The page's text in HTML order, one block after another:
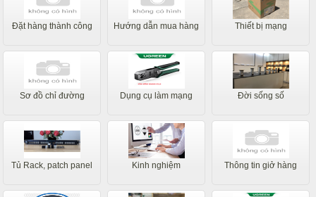
Đặt hàng thành công Hướng dẫn mua hàng Thiết bị mạng
Sơ đồ chỉ đường Dụng cụ làm mạng Đời sống số
Tủ Rack, patch panel Kinh nghiệm Thông tin giở hàng